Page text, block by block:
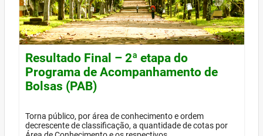
Resultado Final – 2ª etapa do
Programa de Acompanhamento de
Bolsas (PAB)
Torna público, por área de conhecimento e ordem
decrescente de classificação, a quantidade de cotas por